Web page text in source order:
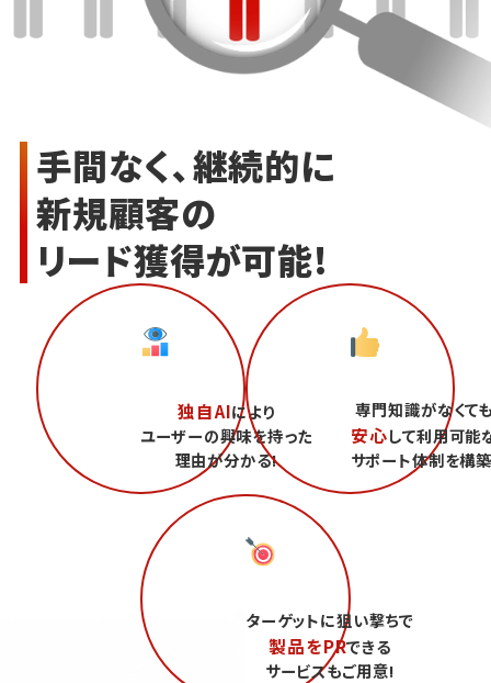
手間なく、継続的に
新規顧客の
リード獲得が可能!
独自AIにより
ユーザーの興味を持った
理由が分かる!
専門知識がなくて
安心して利用可能
サポート体制を構
ターゲットに狙い撃ちで
製品をPRできる
サービスもご用意!